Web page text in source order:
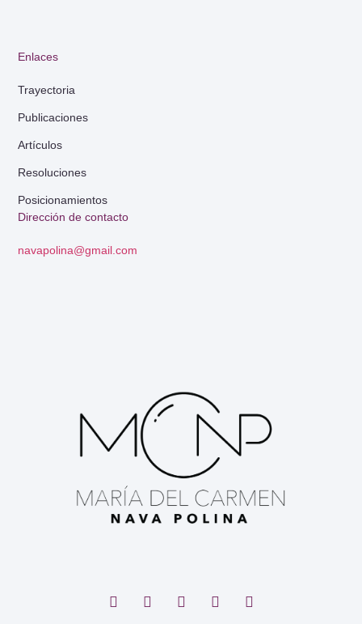
Dirección de contacto
navapolina@gmail.com
Enlaces
Trayectoria
Publicaciones
Artículos
Resoluciones
Posicionamientos